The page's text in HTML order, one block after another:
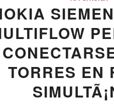
TORRES EN